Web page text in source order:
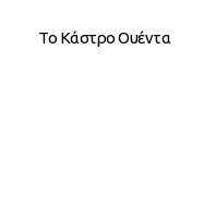
Το Κάστρο Ουέντα